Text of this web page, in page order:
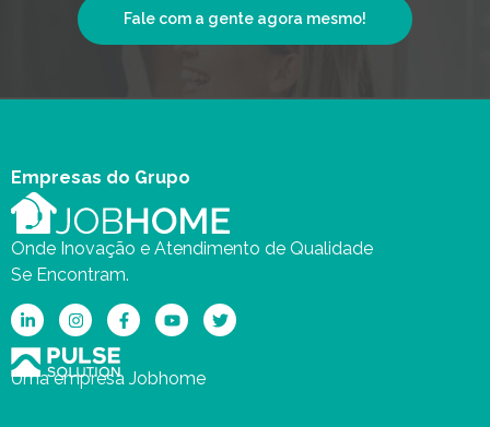
Fale com a gente agora mesmo!
Empresas do Grupo
Onde Inovação e Atendimento de Qualidade
Se Encontram.
Uma empresa Jobhome